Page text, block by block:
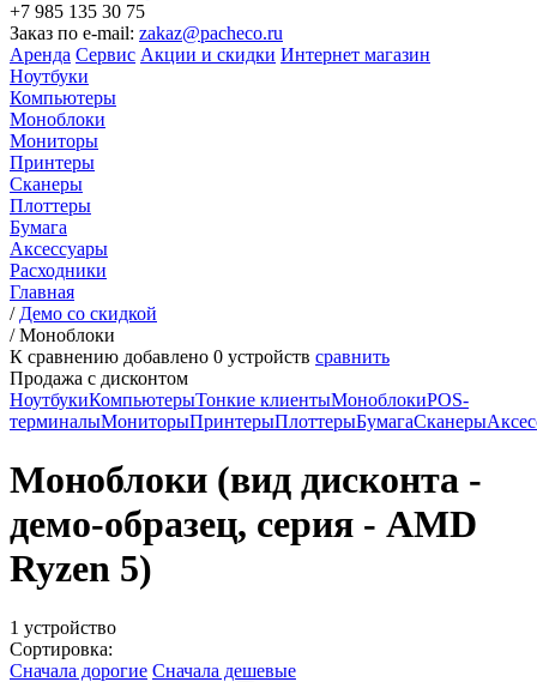
+7 985 135 30 75
Заказ по e-mail: zakaz@pacheco.ru
Аренда Сервис Акции и скидки Интернет магазин
Ноутбуки
Компьютеры
Моноблоки
Мониторы
Принтеры
Сканеры
Плоттеры
Бумага
Аксессуары
Расходники
Главная
/ Демо со скидкой
/Моноблоки
К сравнению добавлено 0 устройств сравнить
Продажа с дисконтом
НоутбукиКомпьютерыТонкие клиентыМоноблокиPOS-
терминалыМониторыПринтерыПлоттерыБумагаСканеры
Моноблоки (вид дисконта -
демо-образец, серия - AMD
Ryzen 5)
1 устройство
Сортировка:
Сначала дорогие Сначала дешевые